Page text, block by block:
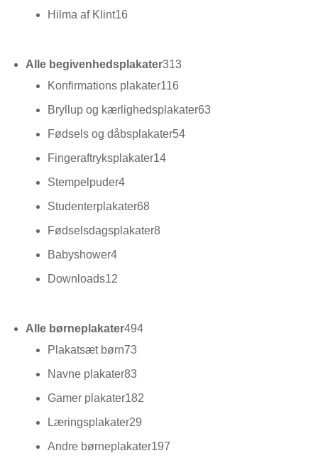
varer
Hilma af Klint16
Alle begivenhedsplakater313
Konfirmations plakater116
varer
Bryllup og kærlighedsplakater6363
Fødsels og dåbsplakater5454
Fingeraftryksplakater1414
Stempelpuder44
varer
Studenterplakater6868
varer
Fødselsdagsplakater88
Babyshower44
varer
Downloads12
Alle børneplakater494
Plakatsæt børn7373
Navne plakater8383
varer
Gamer plakater182
Læringsplakater29
varer
Andre børneplakater197